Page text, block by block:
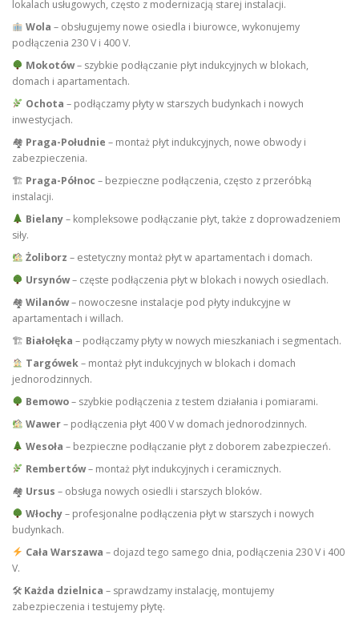
lokalach usługowych, często z modernizacją starej instalacji.
Wola – obsługujemy nowe osiedla i biurowce, wykonujemy
podłączenia 230 V i 400 V.
Mokotów– szybkie podłączanie płyt indukcyjnych w blokach,
domach i apartamentach.
Ochota – podłączamy płyty w starszych budynkach i nowych
inwestycjach.
🏘 Praga-Południe – montaż płyt indukcyjnych, nowe obwody i
zabezpieczenia.
🏗 Praga-Północ – bezpieczne podłączenia, często z przeróbką
instalacji.
Bielany– kompleksowe podłączanie płyt, także z doprowadzeniem
siły.
Żoliborz – estetyczny montaż płyt w apartamentach i domach.
Ursynów– częste podłączenia płyt w blokach i nowych osiedlach.
🏘 Wilanów– nowoczesne instalacje pod płyty indukcyjne w
apartamentach i willach.
🏗 Białołęka – podłączamy płyty w nowych mieszkaniach i segmentach.
Targówek– montaż płyt indukcyjnych w blokach i domach
jednorodzinnych.
Bemowo– szybkie podłączenia z testem działania i pomiarami.
Wawer– podłączenia płyt 400 V w domach jednorodzinnych.
Wesoła – bezpieczne podłączanie płyt z doborem zabezpieczeń.
Rembertów– montaż płyt indukcyjnych i ceramicznych.
🏘 Ursus – obsługa nowych osiedli i starszych bloków.
Włochy– profesjonalne podłączenia płyt w starszych i nowych
budynkach.
Cała Warszawa – dojazd tego samego dnia, podłączenia 230 V i 400
V.
🛠 Każda dzielnica – sprawdzamy instalację, montujemy
zabezpieczenia i testujemy płytę.